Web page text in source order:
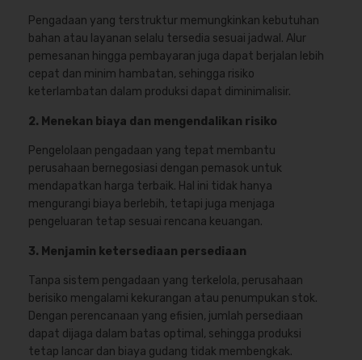
Pengadaan yang terstruktur memungkinkan kebutuhan
bahan atau layanan selalu tersedia sesuai jadwal. Alur
pemesanan hingga pembayaran juga dapat berjalan lebih
cepat dan minim hambatan, sehingga risiko
keterlambatan dalam produksi dapat diminimalisir.
2. Menekan biaya dan mengendalikan risiko
Pengelolaan pengadaan yang tepat membantu
perusahaan bernegosiasi dengan pemasok untuk
mendapatkan harga terbaik. Hal ini tidak hanya
mengurangi biaya berlebih, tetapi juga menjaga
pengeluaran tetap sesuai rencana keuangan.
3. Menjamin ketersediaan persediaan
Tanpa sistem pengadaan yang terkelola, perusahaan
berisiko mengalami kekurangan atau penumpukan stok.
Dengan perencanaan yang efisien, jumlah persediaan
dapat dijaga dalam batas optimal, sehingga produksi
tetap lancar dan biaya gudang tidak membengkak.